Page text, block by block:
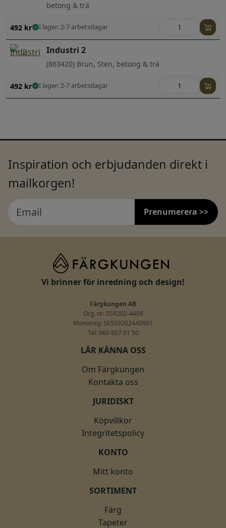
betong & trä
492 kr I lager: 2-7 arbetsdagar
Industri 2
(863420) Brun, Sten, betong & trä
492 kr I lager: 2-7 arbetsdagar
Inspiration och erbjudanden direkt i
mailkorgen!
Prenumerera >>
Vi brinner för inredning och design!
Färgkungen AB
Org. nr: 559202-4409
Momsreg: SE559202440901
Tel: 060 607 01 50
LÄR KÄNNA OSS
Om Färgkungen
Kontakta oss
JURIDISKT
Köpvillkor
Integritetspolicy
KONTO
Mitt konto
SORTIMENT
Färg
Tapeter